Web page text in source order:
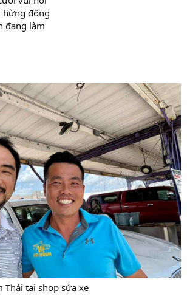
hừng đông
đang làm
Thái tại shop sửa xe